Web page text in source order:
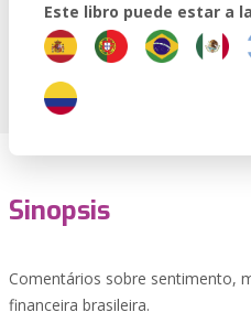
Este libro puede estar a
Sinopsis
Comentários sobre sentimento,
financeira brasileira.